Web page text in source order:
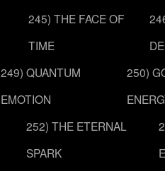
245) THE FACE OF
TIME
249) QUANTUM
EMOTION
250)
252) THE ETERNAL
SPARK